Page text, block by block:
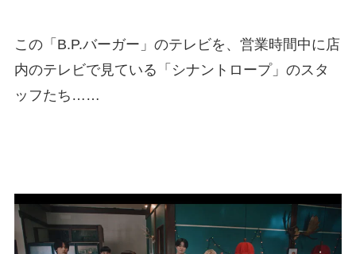
この「B.P.バーガー」のテレビを、営業時間中に店
内のテレビで見ている「シナントロープ」のスタ
ッフたち……